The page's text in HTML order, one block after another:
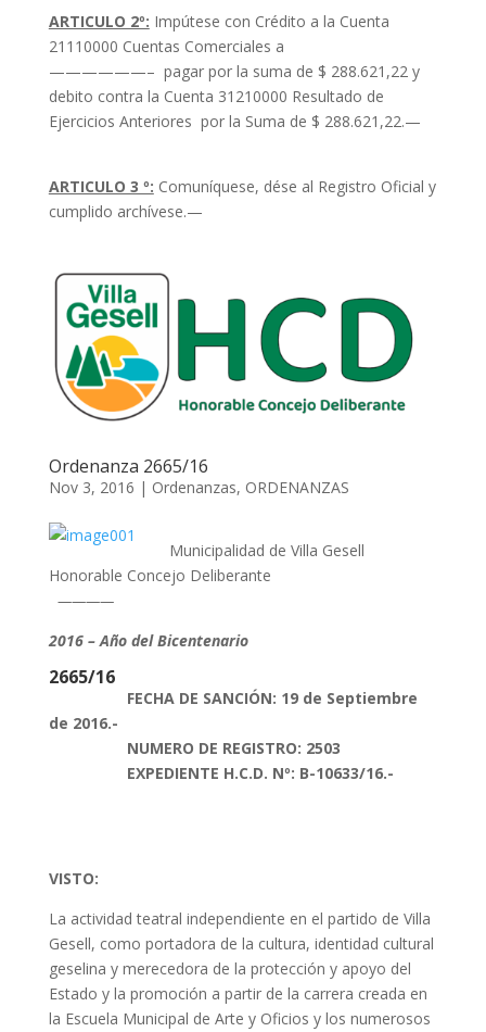
ARTICULO 2º: Impútese con Crédito a la Cuenta
21110000 Cuentas Comerciales a
——————– pagar por la suma de $ 288.621,22 y
debito contra la Cuenta 31210000 Resultado de
Ejercicios Anteriores por la Suma de $ 288.621,22.—
ARTICULO 3 º: Comuníquese, dése al Registro Oficial y
cumplido archívese.—
Ordenanza 2665/16
Nov 3, 2016 | Ordenanzas, ORDENANZAS
Municipalidad de Villa Gesell
Honorable Concejo Deliberante
————
2016 – Año del Bicentenario
2665/16
FECHA DE SANCIÓN: 19 de Septiembre
de 2016.-
NUMERO DE REGISTRO: 2503
EXPEDIENTE H.C.D. Nº: B-10633/16.-
VISTO:
La actividad teatral independiente en el partido de Villa
Gesell, como portadora de la cultura, identidad cultural
geselina y merecedora de la protección y apoyo del
Estado y la promoción a partir de la carrera creada en
la Escuela Municipal de Arte y Oficios y los numerosos